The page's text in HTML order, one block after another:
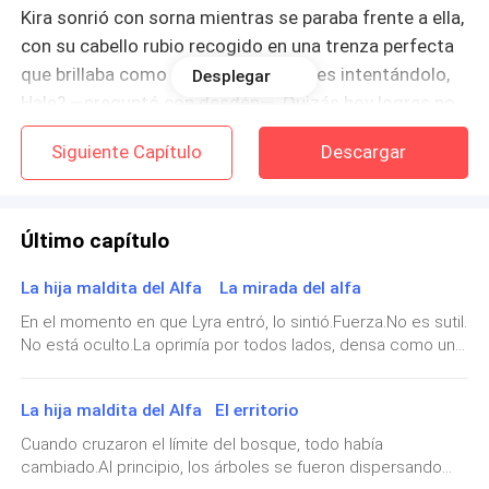
Kira sonrió con sorna mientras se paraba frente a ella,
con su cabello rubio recogido en una trenza perfecta
que brillaba como un trofeo. —¿Sigues intentándolo,
Hale? —preguntó con desdén—. Quizás hoy logres no
sangrar antes del primer minuto.
—Tal vez —respondió Lyra en voz baja, mirándola a los
Kira se abalanzó primero, con movimientos rápidos,
gráciles y crueles. Lyra bloqueó el primer golpe —a
el pecho, haciéndola retroceder. El dolor se extendió
por sus costillas como un fuego. Tosió, sintiendo el
sabor de la sangre.
Desplegar
Siguiente Capítulo Descargar
Último capítulo
La hija maldita del Alfa La mirada del alfa
En el momento en que Lyra entró, lo sintió.Fuerza.No es sutil.
No está oculto.La oprimía por todos lados, densa como un
agudizaron.Esto era diferente del bosque.Diferente de los
cazadores.Diferente incluso de Ronan.Esto era
autoridad.Dominio de la manada.Y estaba dirigido
directamente a ella.—Sigan caminando —dijo el Beta detrás
La hija maldita del Alfa El erritorio
Cuando cruzaron el límite del bosque, todo había
cambiado.Al principio, los árboles se fueron dispersando